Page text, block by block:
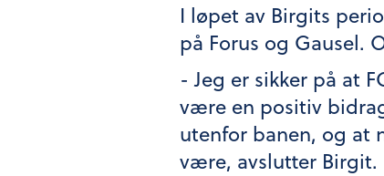
I løpet av Birgits
på Forus og Gausel.
- Jeg er sikker på at
være en positiv
utenfor banen, og at
være, avslutter Birgit.